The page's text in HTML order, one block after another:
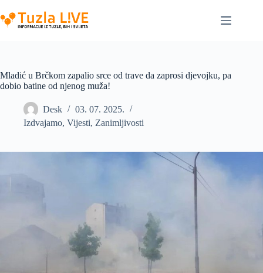
to
content
Mladić u Brčkom zapalio srce od trave da zaprosi djevojku, pa
dobio batine od njenog muža!
Desk
03. 07. 2025.
Izdvajamo, Vijesti, Zanimljivosti